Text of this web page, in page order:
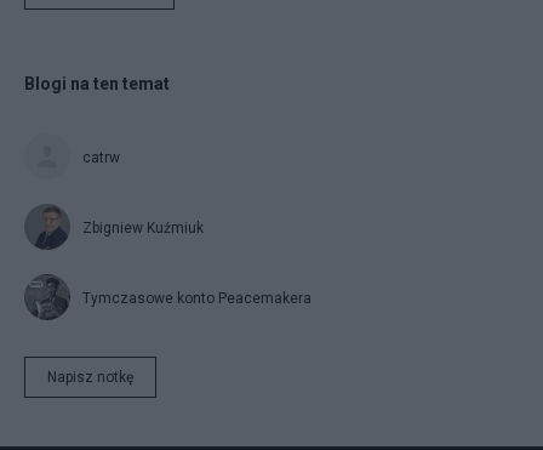
Blogi na ten temat
catrw
Zbigniew Kuźmiuk
Tymczasowe konto Peacemakera
Napisz notkę